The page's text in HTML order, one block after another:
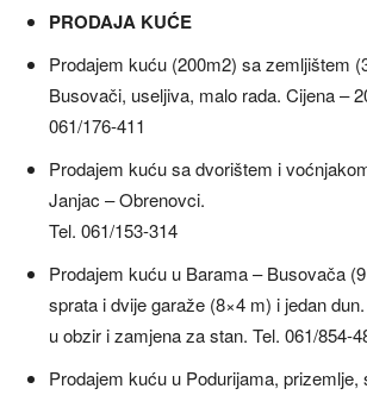
PRODAJA KUĆE
Prodajem kuću (200m2) sa zemljištem
Busovači, useljiva, malo rada. Cijena –
061/176-411
Prodajem kuću sa dvorištem i
Janjac – Obrenovci.
Tel. 061/153-314
Prodajem kuću u Barama – Busovača
sprata i dvije garaže (8×4 m) i jedan
u obzir i zamjena za stan. Tel. 061/854-
Prodajem kuću u Podurijama, prizemlje,